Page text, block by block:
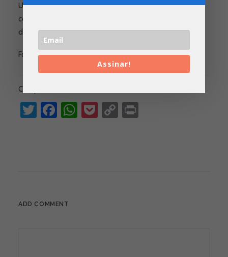
Um departamento seria extremamente útil para
controlar e avaliar o impacto das ações realizadas, além
de sistematizar as falhas — diz.
Fonte: O Globo
Compartilhe:
Twitter
Facebook
WhatsApp
Pocket
Copy
ADD COMMENT
Assinar!